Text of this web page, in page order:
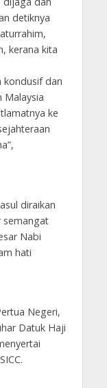
detiknya
kerana kita
kondusif dan
Malaysia
ke
diraikan
semangat
Nabi
hati
Negeri,
Datuk Haji